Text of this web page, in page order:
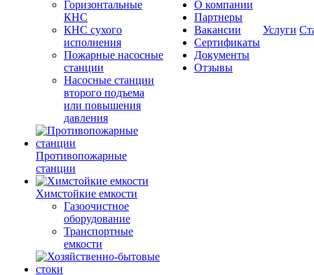
Горизонтальные
КНС
КНС сухого
исполнения
Пожарные насосные
станции
Насосные cтанции
второго подъема
или повышения
давления
Противопожарные
станции
Химстойкие емкости
Газоочистное
оборудование
Транспортные
емкости
О компании
Партнеры
Вакансии
Сертификаты
Документы
Отзывы
Услуги